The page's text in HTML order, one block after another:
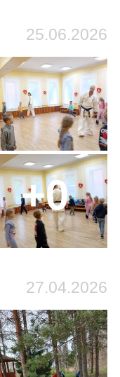
25.06.2026
+0
27.04.2026